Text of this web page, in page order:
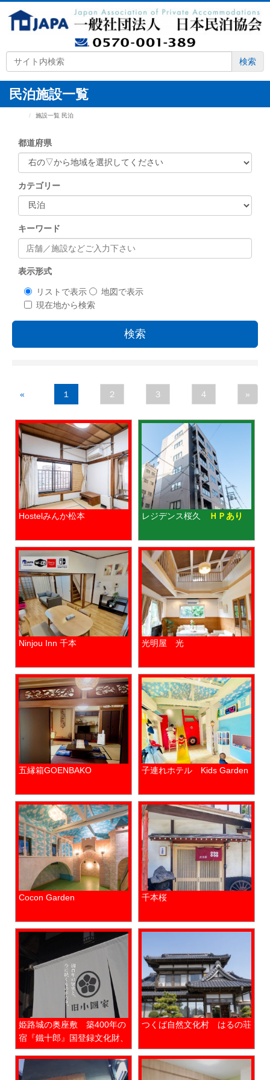
検索
民泊施設一覧
施設一覧 民泊
都道府県
カテゴリー
キーワード
表示形式
リストで表示
地図で表示
現在地から検索
検索
« １ ２ ３ ４ »
Hostelみんか松本 レジデンス桜久 ＨＰあり
Ninjou Inn 千本 光明屋 光
五縁箱GOENBAKO 子連れホテル Kids Garden
Cocon Garden 千本桜
姫路城の奥座敷 築400年の
宿『鐵十郎』国登録文化財、
景観形成重要建築物
つくば自然文化村 はるの荘